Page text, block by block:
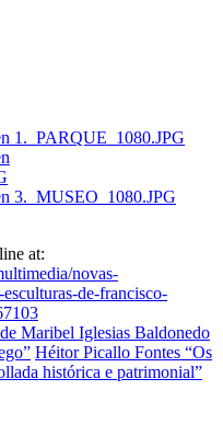
at:
novas-
de-francisco-
Maribel Iglesias Baldonedo
Héitor Picallo Fontes “Os
histórica e patrimonial”